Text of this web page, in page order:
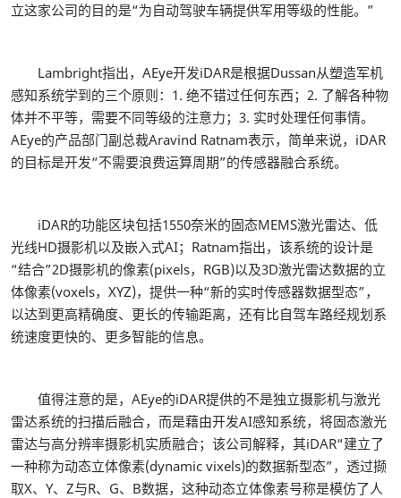
立这家公司的目的是“为自动驾驶车辆提供军用等级的性能。”
Lambright指出，AEye开发iDAR是根据Dussan从塑造军机
感知系统学到的三个原则：1. 绝不错过任何东西；2. 了解各种物
体并不平等，需要不同等级的注意力；3. 实时处理任何事情。
AEye的产品部门副总裁Aravind Ratnam表示，简单来说，iDAR
的目标是开发“不需要浪费运算周期”的传感器融合系统。
iDAR的功能区块包括1550奈米的固态MEMS激光雷达、低
光线HD摄影机以及嵌入式AI；Ratnam指出，该系统的设计是
“结合”2D摄影机的像素(pixels，RGB)以及3D激光雷达数据的立
体像素(voxels，XYZ)，提供一种“新的实时传感器数据型态”，
以达到更高精确度、更长的传输距离，还有比自驾车路经规划系
统速度更快的、更多智能的信息。
值得注意的是，AEye的iDAR提供的不是独立摄影机与激光
雷达系统的扫描后融合，而是藉由开发AI感知系统，将固态激光
雷达与高分辨率摄影机实质融合；该公司解释，其iDAR“建立了
一种称为动态立体像素(dynamic vixels)的数据新型态”，透过撷
取X、Y、Z与R、G、B数据，这种动态立体像素号称是模仿了人